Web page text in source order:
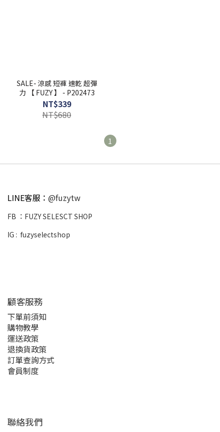
SALE- 涼感 短褲 速乾 超彈
力 【 FUZY 】 - P202473
NT$339
NT$680
1
LINE客服： @fuzytw
FB ： FUZY SELESCT SHOP
IG : fuzyselectshop
顧客服務
下單前須知
購物教學
運送政策
退換貨政策
訂單查詢方式
會員制度
聯絡我們